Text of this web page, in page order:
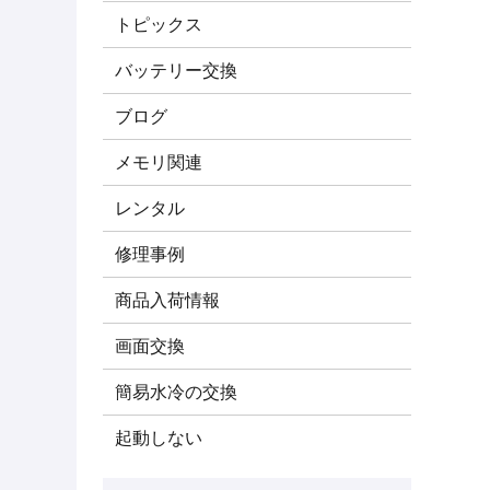
トピックス
バッテリー交換
ブログ
メモリ関連
レンタル
修理事例
商品入荷情報
画面交換
簡易水冷の交換
起動しない